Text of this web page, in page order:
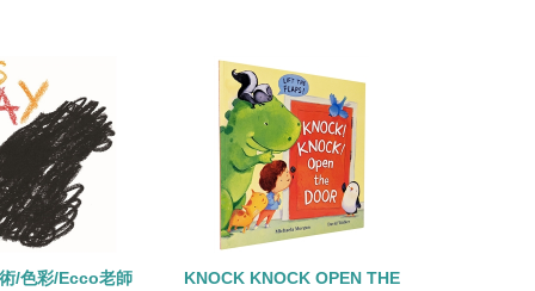
/色彩/Ecco老師
KNOCK KNOCK OPEN THE